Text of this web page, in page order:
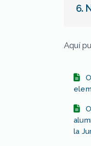
6.
Aquí
la